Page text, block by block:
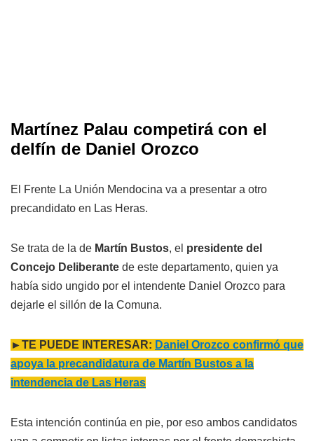
Martínez Palau competirá con el
delfín de Daniel Orozco
El Frente La Unión Mendocina va a presentar a otro
precandidato en Las Heras.
Se trata de la de Martín Bustos, el presidente del
Concejo Deliberante de este departamento, quien ya
había sido ungido por el intendente Daniel Orozco para
dejarle el sillón de la Comuna.
►TE PUEDE INTERESAR: Daniel Orozco confirmó que
apoya la precandidatura de Martín Bustos a la
intendencia de Las Heras
Esta intención continúa en pie, por eso ambos candidatos